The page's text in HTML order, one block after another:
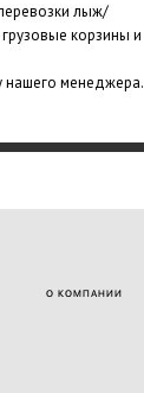
лыж/
корзины и
нашего менеджера.
О КОМПАНИИ